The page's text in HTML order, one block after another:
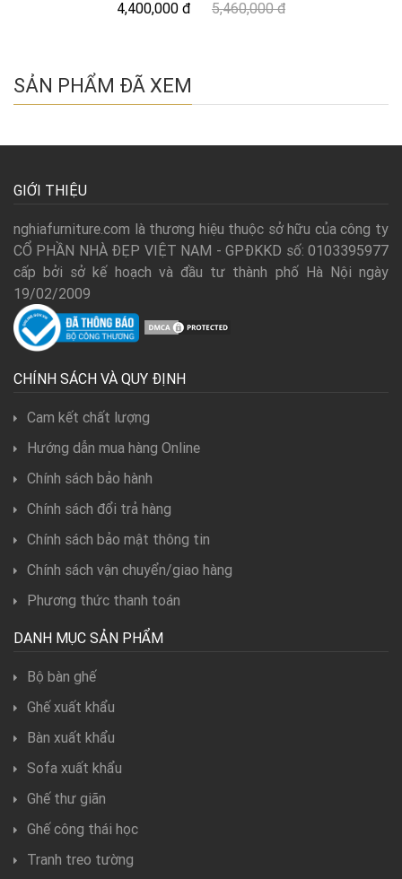
4,400,000 đ 5,460,000 đ
SẢN PHẨM ĐÃ XEM
GIỚI THIỆU
nghiafurniture.com là thương hiệu thuộc sở hữu của công ty
CỔ PHẦN NHÀ ĐẸP VIỆT NAM - GPĐKKD số: 0103395977
cấp bởi sở kế hoạch và đầu tư thành phố Hà Nội ngày
19/02/2009
CHÍNH SÁCH VÀ QUY ĐỊNH
Cam kết chất lượng
Hướng dẫn mua hàng Online
Chính sách bảo hành
Chính sách đổi trả hàng
Chính sách bảo mật thông tin
Chính sách vận chuyển/giao hàng
Phương thức thanh toán
DANH MỤC SẢN PHẨM
Bộ bàn ghế
Ghế xuất khẩu
Bàn xuất khẩu
Sofa xuất khẩu
Ghế thư giãn
Ghế công thái học
Tranh treo tường